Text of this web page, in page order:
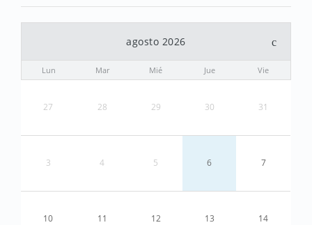
agosto 2026
Lun Mar Mié Jue Vie
27 28 29 30 31
3 4 5 6 7
10 11 12 13 14